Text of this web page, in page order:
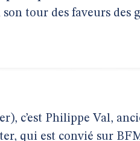
tour des faveurs des
c’est Philippe Val,
qui est convié sur